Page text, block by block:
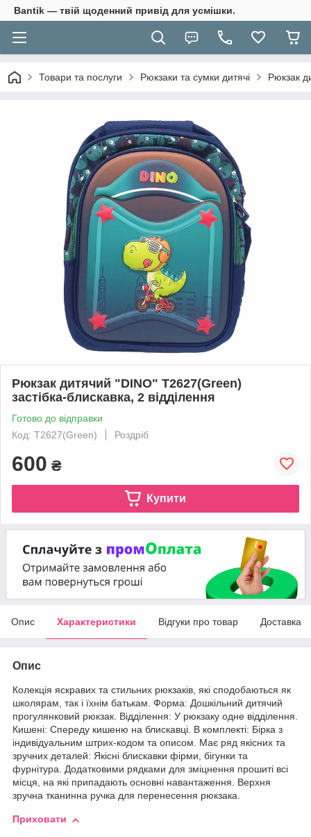
Bantik — твій щоденний привід для усмішки.
Товари та послуги Рюкзаки та сумки дитячі Рюкзак
Рюкзак дитячий "DINO" T2627(Green)
застібка-блискавка, 2 відділення
Готово до відправки
Код: T2627(Green)
Роздріб
600 ₴
Купити
Опис Характеристики Відгуки про товар Доставка
Опис
Колекція яскравих та стильних рюкзаків, які сподобаються як
школярам, ​​так і їхнім батькам. Форма: Дошкільний дитячий
прогулянковий рюкзак. Відділення: У рюкзаку одне відділення.
Кишені: Спереду кишеню на блискавці. В комплекті: Бірка з
індивідуальним штрих-кодом та описом. Має ряд якісних та
зручних деталей: Якісні блискавки фірми, бігунки та
фурнітура. Додатковими рядками для зміцнення прошиті всі
місця, на які припадають основні навантаження. Верхня
зручна тканинна ручка для перенесення рюкзака.
Приховати